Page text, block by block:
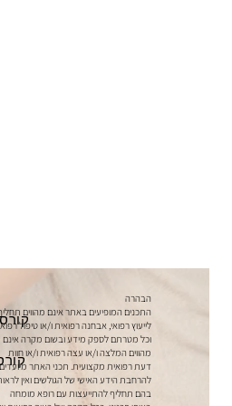
הבהרה
התכנים המופיעים באתר אינם מהווים
לייעוץ רפואי, אבחנה רפואית ו/או טיפול
וכל מטרתם לספק מידע ובשום מקרה אינם
מהווים המלצה ו/או עצה רפואית ו/או חוות
דעת רפואית מקצועית. תכני האתר
להרחבת הידע האישי של הגולשים ואין
בהם תחליף להתייעצות עם רופא מומחה